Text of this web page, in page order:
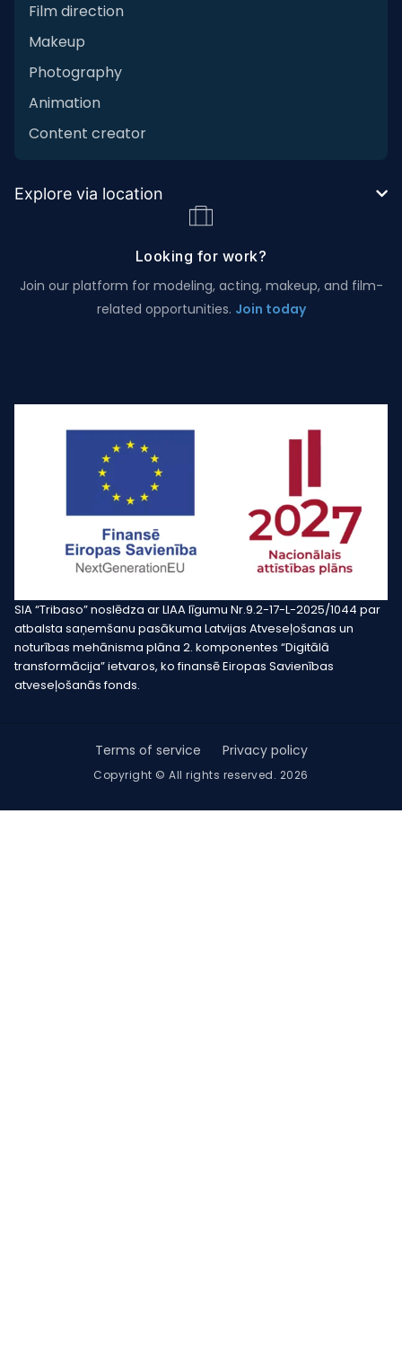
Film direction
Makeup
Photography
Animation
Content creator
Explore via location
Looking for work?
Join our platform for modeling, acting, makeup, and film-
related opportunities. Join today
SIA “Tribaso” noslēdza ar LIAA līgumu Nr.9.2-17-L-2025/1044 par
atbalsta saņemšanu pasākuma Latvijas Atveseļošanas un
noturības mehānisma plāna 2. komponentes “Digitālā
transformācija” ietvaros, ko finansē Eiropas Savienības
atveseļošanās fonds.
Copyright © All rights reserved. 2026
Terms of service Privacy policy